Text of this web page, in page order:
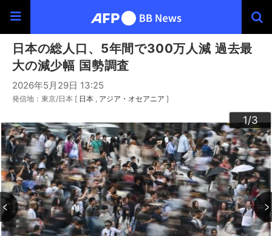
日本の総人口、5年間で300万人減 過去最
大の減少幅 国勢調査
2026年5月29日 13:25
発信地：東京/日本 [ 日本 アジア・オセアニア ]
1/3
2/3
3/3